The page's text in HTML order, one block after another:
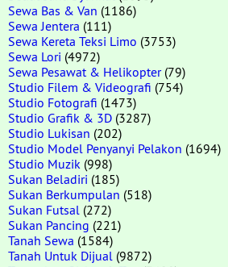
Sewa Bas & Van (1186)
Sewa Jentera (111)
Sewa Kereta Teksi Limo (3753)
Sewa Lori (4972)
Sewa Pesawat & Helikopter(79)
Studio Filem & Videografi (754)
Studio Fotografi (1473)
Studio Grafik & 3D (3287)
Studio Lukisan (202)
Studio Model Penyanyi Pelakon (1694)
Studio Muzik (998)
Sukan Beladiri (185)
Sukan Berkumpulan (518)
Sukan Futsal (272)
Sukan Pancing (221)
Tanah Sewa (1584)
Tanah Untuk Dijual (9872)